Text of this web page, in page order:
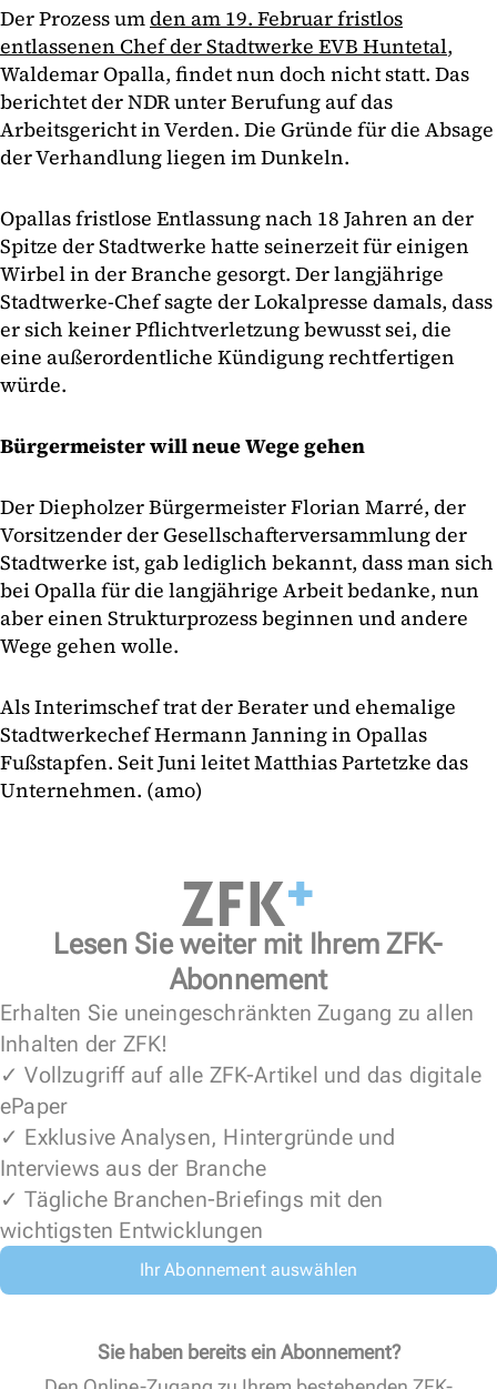
Der Prozess umden am 19. Februar fristlos
entlassenen Chef der Stadtwerke EVB Huntetal,
Waldemar Opalla, findet nun doch nicht statt. Das
berichtet der NDR unter Berufung auf das
Arbeitsgericht in Verden. Die Gründe für die Absage
der Verhandlung liegen im Dunkeln.
Opallas fristlose Entlassung nach 18 Jahren an der
Spitze der Stadtwerke hatte seinerzeit für einigen
Wirbel in der Branche gesorgt. Der langjährige
Stadtwerke-Chef sagte der Lokalpresse damals, dass
er sich keiner Pflichtverletzung bewusst sei, die
eine außerordentliche Kündigung rechtfertigen
würde.
Bürgermeister will neue Wege gehen
Der Diepholzer Bürgermeister Florian Marré, der
Vorsitzender der Gesellschafterversammlung der
Stadtwerke ist, gab lediglich bekannt, dass man sich
bei Opalla für die langjährige Arbeit bedanke, nun
aber einen Strukturprozess beginnen und andere
Wege gehen wolle.
Als Interimschef trat der Berater und ehemalige
Stadtwerkechef Hermann Janning in Opallas
Fußstapfen. Seit Juni leitet Matthias Partetzke das
Unternehmen. (amo)
Lesen Sie weiter mit Ihrem ZFK-
Abonnement
Erhalten Sie uneingeschränkten Zugang zu allen
Inhalten der ZFK!
✓ Vollzugriff auf alle ZFK-Artikel und das digitale
ePaper
✓ Exklusive Analysen, Hintergründe und
Interviews aus der Branche
✓ Tägliche Branchen-Briefings mit den
wichtigsten Entwicklungen
Ihr Abonnement auswählen
Sie haben bereits ein Abonnement?